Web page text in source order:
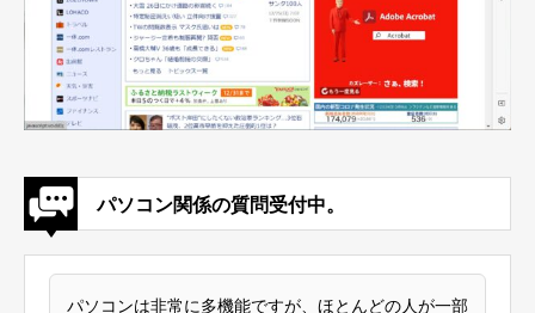
パソコン関係の質問受付中。
パソコンは非常に多機能ですが、ほとんどの人が一部